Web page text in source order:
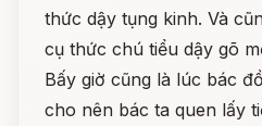
thức dậy tụng kinh. Và
cụ thức chú tiểu dậy gõ
Bấy giờ cũng là lúc bác
cho nên bác ta quen lấy